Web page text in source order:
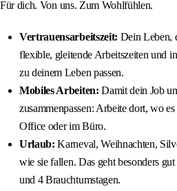
Für dich. Von uns. Zum Wohlfühlen.
Vertrauensarbeitszeit: Dein Leben,
flexible, gleitende Arbeitszeiten und
zu deinem Leben passen.
Mobiles Arbeiten: Damit dein Job
zusammenpassen: Arbeite dort, wo
Office oder im Büro.
Urlaub: Karneval, Weihnachten,
wie sie fallen. Das geht besonders
und 4 Brauchtumstagen.